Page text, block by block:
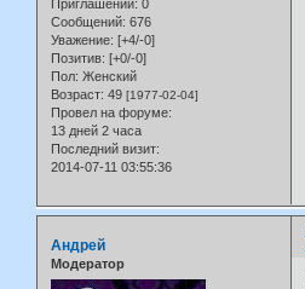
Приглашений: 0
Сообщений: 676
Уважение: [+4/-0]
Позитив: [+0/-0]
Пол: Женский
Возраст: 49 [1977-02-04]
Провел на форуме:
13 дней 2 часа
Последний визит:
2014-07-11 03:55:36
Андрей
Модератор